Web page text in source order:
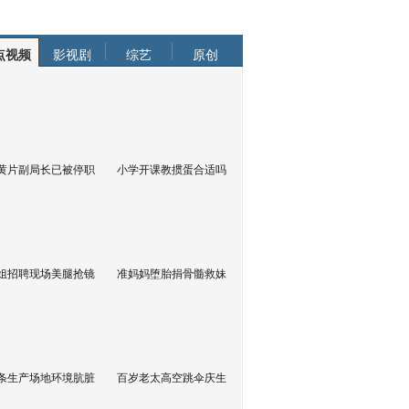
视频 影视剧 综艺 原创
片副局长已被停职 小学开课教掼蛋合适吗
招聘现场美腿抢镜 准妈妈堕胎捐骨髓救妹
生产场地环境肮脏 百岁老太高空跳伞庆生